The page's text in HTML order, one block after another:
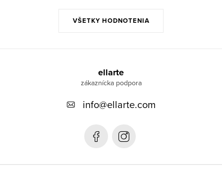
VŠETKY HODNOTENIA
ellarte
info@ellarte.com